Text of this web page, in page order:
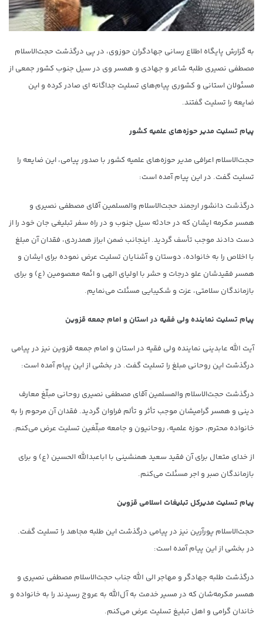
به گزارش پایگاه اطلاع رسانی جهادگران حوزوی، در پی درگذشت حجت‌الاسلام
مصطفی نصیری طلبه شاعر و جهادی و همسر وی در سیل جنوب کشور جمعی از
مسئولان استانی و کشوری پیام‌های تسلیت جداگانه ای صادر کرده و این
ضایعه را تسلیت گفتند.
پیام تسلیت مدیر حوزه‌های علمیه کشور
حجت‌الاسلام اعرافی مدیر حوزه‌های علمیه کشور با صدور پیامی، این ضایعه را
تسلیت گفت. در این پیام آمده است:
درگذشت دانشور ارجمند حجت‌الاسلام والمسلمین آقای مصطفی نصیری و
همسر مکرمه ایشان که در حادثه سیل جنوب و در راه سفر تبلیغی جان خود را از
دست دادند موجب تأسف گردید. اینجانب ضمن ابراز همدردی، فقدان آن مبلغ
با اخلاص را به خانواده، دوستان و آشنایان تسلیت عرض نموده برای ایشان و
همسر فقیدشان علو درجات و حشر با اولیای الهی و ائمه معصومین (ع) و برای
بازماندگان سلامتی، عزت و شکیبایی مسئلت می‌نمایم.
پیام تسلیت نماینده ولی فقیه در استان و امام جمعه قزوین
آیت الله عابدینی نماینده ولی فقیه در استان و امام جمعه قزوین نیز در پیامی
درگذشت این روحانی مبلغ را تسلیت گفت. در بخشی از این پیام آمده است:
درگذشت حجت‌الاسلام والمسلمین آقای مصطفی نصیری روحانی مبلّغ معارف
دینی و همسر گرامیشان موجب تأثر و تألم فراوان گردید. فقدان آن مرحوم را به
خانواده محترم، حوزه علمیه، روحانیون و جامعه مبلّغین تسلیت عرض می‌کنم.
از خدای متعال برای آن فقید سعید همنشینی با اباعبدالله الحسین (ع) و برای
بازماندگان صبر و اجر مسئلت می‌کنم.
پیام تسلیت مدیرکل تبلیغات اسلامی قزوین
حجت‌الاسلام پورآرین نیز در پیامی درگذشت این طلبه مجاهد را تسلیت گفت.
در بخشی از این پیام آمده است:
درگذشت طلبه جهادگر و مهاجر الی الله جناب حجت‌الاسلام مصطفی نصیری و
همسر مکرمه‌شان که در مسیر خدمت به آل‌الله به عروج رسیدند را به خانواده و
خاندان گرامی و اهل تبلیغ تسلیت عرض می‌کنم.